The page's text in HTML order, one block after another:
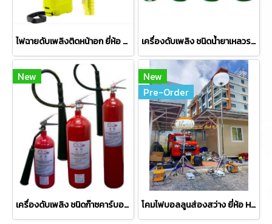
ไฟฉายดับเพลิงติดหน้าอก ยี่ห้อ PELICAN รุ่น 3415M เครื่องดับเพลิง ชนิดน้ำยาเหลวระเหย ยี่ห้อ Vintex
New
เครื่องดับเพลิง ชนิดก๊าซคาร์บอนไดออกไซด์ (CO2) ยี่ห้อ Vintex
New
Pre-Order
โคมไฟบอลลูนส่องสว่าง ยี่ห้อ HAFE รุ่น Sun LED400